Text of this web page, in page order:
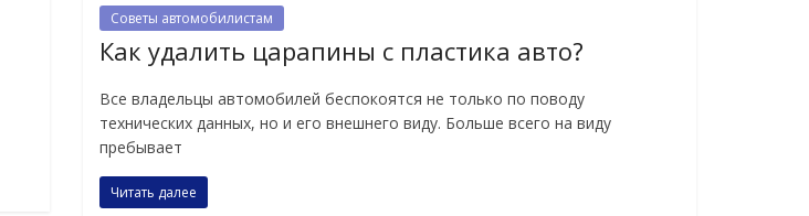
Советы автомобилистам
Как удалить царапины с пластика авто?
Все владельцы автомобилей беспокоятся не только по поводу
технических данных, но и его внешнего виду. Больше всего на виду
пребывает
Читать далее